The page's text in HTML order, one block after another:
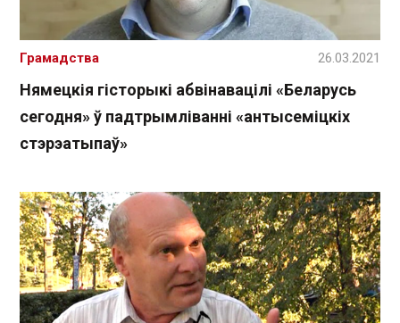
Нямецкія гісторыкі абвінавацілі «Беларусь
сегодня» ў падтрымліванні «антысеміцкіх
стэрэатыпаў»
Грамадства 26.03.2021